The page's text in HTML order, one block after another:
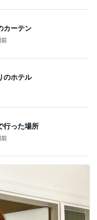
カーテン
のホテル
行った場所